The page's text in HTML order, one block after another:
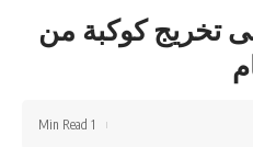
تخريج كوكبة من
1 Min Read